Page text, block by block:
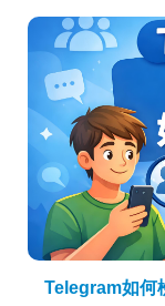
Telegram如何